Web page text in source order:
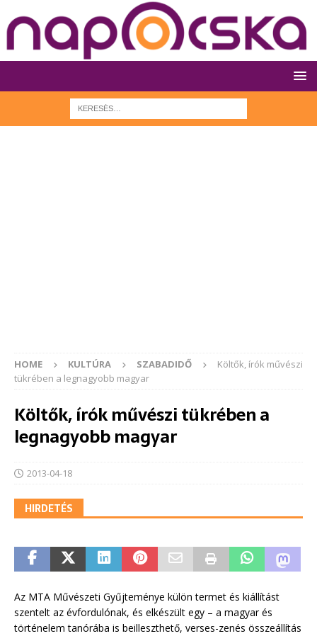
HOME KULTÚRA SZABADIDŐ
Költők, írók művészi
tükrében a legnagyobb magyar
Költők, írók művészi tükrében a
legnagyobb magyar
2013-04-18
HIRDETÉS
Az MTA Művészeti Gyűjteménye külön termet és kiállítást
szentelt az évfordulónak, és elkészült egy – a magyar és
történelem tanórába is beilleszthető, verses-zenés összeállítás